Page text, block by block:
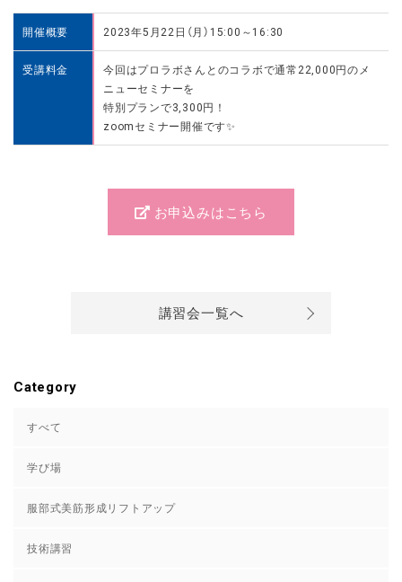
開催概要 2023年5月22日（月）15:00～16:30
受講料金
今回はプロラボさんとのコラボで通常22,000円のメ
ニューセミナーを
特別プランで3,300円！
zoomセミナー開催です✨
お申込みはこちら
講習会一覧へ
Category
すべて
学び場
服部式美筋形成リフトアップ
技術講習